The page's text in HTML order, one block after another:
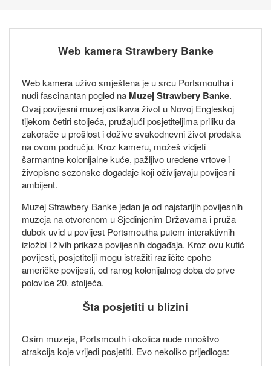
Web kamera Strawbery Banke
Web kamera uživo smještena je u srcu Portsmoutha i
nudi fascinantan pogled na Muzej Strawbery Banke.
Ovaj povijesni muzej oslikava život u Novoj Engleskoj
tijekom četiri stoljeća, pružajući posjetiteljima priliku da
zakorače u prošlost i dožive svakodnevni život predaka
na ovom području. Kroz kameru, možeš vidjeti
šarmantne kolonijalne kuće, pažljivo uredene vrtove i
živopisne sezonske događaje koji oživljavaju povijesni
ambijent.
Muzej Strawbery Banke jedan je od najstarijih povijesnih
muzeja na otvorenom u Sjedinjenim Državama i pruža
dubok uvid u povijest Portsmoutha putem interaktivnih
izložbi i živih prikaza povijesnih događaja. Kroz ovu kutić
povijesti, posjetitelji mogu istražiti različite epohe
američke povijesti, od ranog kolonijalnog doba do prve
polovice 20. stoljeća.
Šta posjetiti u blizini
Osim muzeja, Portsmouth i okolica nude mnoštvo
atrakcija koje vrijedi posjetiti. Evo nekoliko prijedloga: